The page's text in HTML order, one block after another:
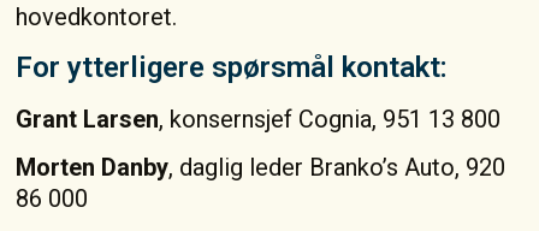
hovedkontoret.
For ytterligere spørsmål kontakt:
Grant Larsen, konsernsjef Cognia, 951 13 800
Morten Danby, daglig leder Branko’s Auto, 920
86 000